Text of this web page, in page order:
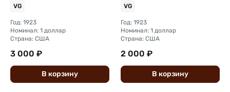
VG
Год: 1923
Номинал: 1 доллар
Страна: США
3 000 ₽
В корзину
VG
Год: 1923
Номинал: 1 доллар
Страна: США
2 000 ₽
В корзину